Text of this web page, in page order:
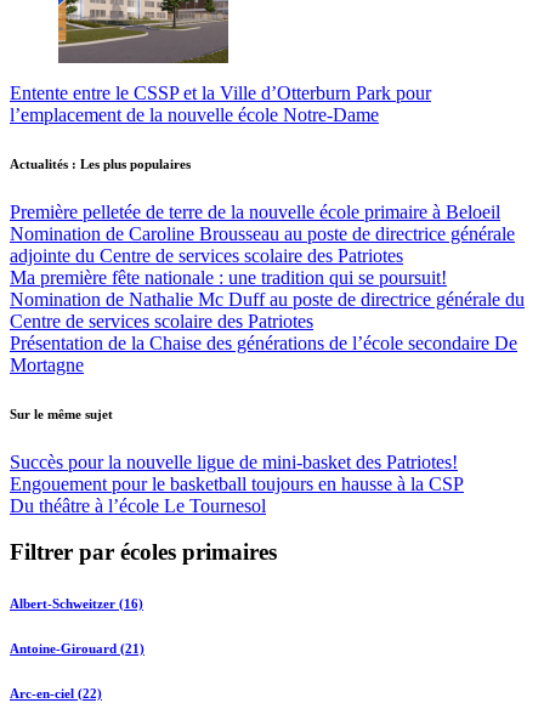
Entente entre le CSSP et la Ville d’Otterburn Park pour
l’emplacement de la nouvelle école Notre-Dame
Actualités : Les plus populaires
Première pelletée de terre de la nouvelle école primaire à Beloeil
Nomination de Caroline Brousseau au poste de directrice générale
adjointe du Centre de services scolaire des Patriotes
Ma première fête nationale : une tradition qui se poursuit!
Nomination de Nathalie Mc Duff au poste de directrice générale du
Centre de services scolaire des Patriotes
Présentation de la Chaise des générations de l’école secondaire De
Mortagne
Sur le même sujet
Succès pour la nouvelle ligue de mini-basket des Patriotes!
Engouement pour le basketball toujours en hausse à la CSP
Du théâtre à l’école Le Tournesol
Filtrer par écoles primaires
Albert-Schweitzer (16)
Antoine-Girouard (21)
Arc-en-ciel (22)